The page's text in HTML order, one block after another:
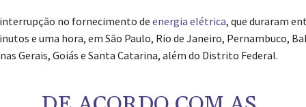
no fornecimento de energia elétrica, que duraram
e uma hora, em São Paulo, Rio de Janeiro, Pernambuco,
Gerais, Goiás e Santa Catarina, além do Distrito Federal.